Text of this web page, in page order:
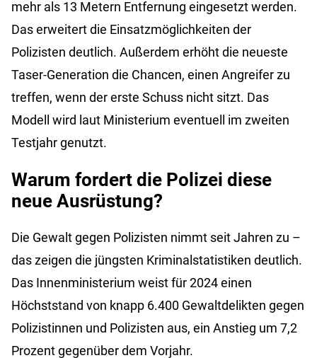
mehr als 13 Metern Entfernung eingesetzt werden.
Das erweitert die Einsatzmöglichkeiten der
Polizisten deutlich. Außerdem erhöht die neueste
Taser-Generation die Chancen, einen Angreifer zu
treffen, wenn der erste Schuss nicht sitzt. Das
Modell wird laut Ministerium eventuell im zweiten
Testjahr genutzt.
Warum fordert die Polizei diese
neue Ausrüstung?
Die Gewalt gegen Polizisten nimmt seit Jahren zu –
das zeigen die jüngsten Kriminalstatistiken deutlich.
Das Innenministerium weist für 2024 einen
Höchststand von knapp 6.400 Gewaltdelikten gegen
Polizistinnen und Polizisten aus, ein Anstieg um 7,2
Prozent gegenüber dem Vorjahr.